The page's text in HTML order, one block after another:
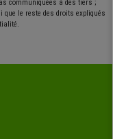
communiquées à des tiers ;
le reste des droits expliqués